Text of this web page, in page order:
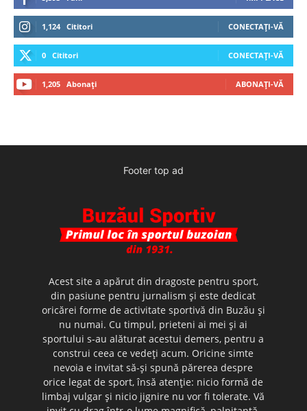
1,124 Cititori CONECTAȚI-VĂ
0 Cititori CONECTAȚI-VĂ
1,205 Abonați ABONAȚI-VĂ
Footer top ad
Acest site a apărut din dragoste pentru sport,
din pasiune pentru jurnalism şi este dedicat
oricărei forme de activitate sportivă din Buzău şi
nu numai. Cu timpul, prieteni ai mei şi ai
sportului s-au alăturat acestui demers, pentru a
construi ceea ce vedeţi acum. Oricine simte
nevoia e invitat să-şi spună părerea despre
orice legat de sport, însă atenţie: nicio formă de
limbaj vulgar şi nicio jignire nu vor fi tolerate. Vă